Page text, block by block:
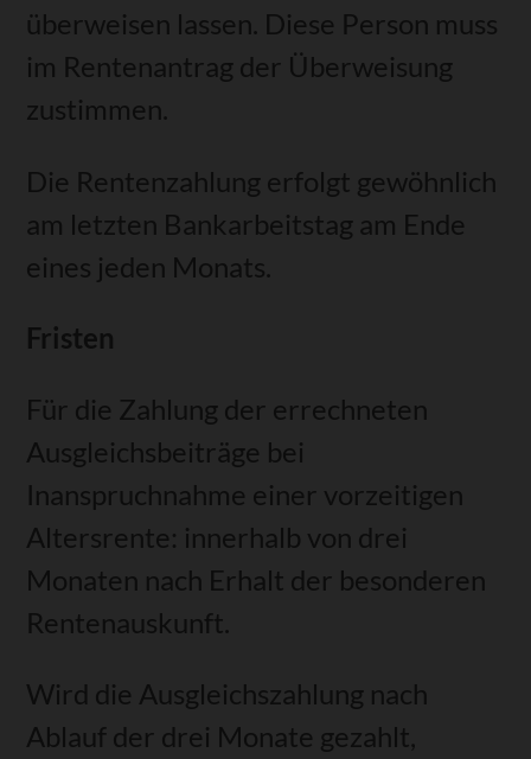
überweisen lassen. Diese Person muss
im Rentenantrag der Überweisung
zustimmen.
Die Rentenzahlung erfolgt gewöhnlich
am letzten Bankarbeitstag am Ende
eines jeden Monats.
Fristen
Für die Zahlung der errechneten
Ausgleichsbeiträge bei
Inanspruchnahme einer vorzeitigen
Altersrente: innerhalb von drei
Monaten nach Erhalt der besonderen
Rentenauskunft.
Wird die Ausgleichszahlung nach
Ablauf der drei Monate gezahlt,